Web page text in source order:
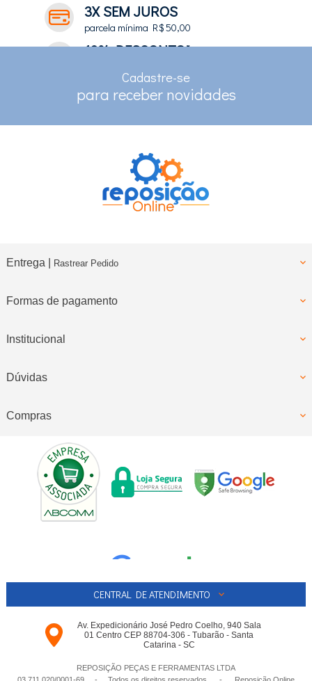
3X SEM JUROS
parcela mínima R$ 50,00
10% DESCONTO*
RASTREAMENTO
Cadastre-se
para receber novidades
Entrega | Rastrear Pedido
Formas de pagamento
Institucional
Dúvidas
Compras
CENTRAL DE ATENDIMENTO
Av. Expedicionário José Pedro Coelho, 940 Sala
01 Centro CEP 88704-306 - Tubarão - Santa
Catarina - SC
REPOSIÇÃO PEÇAS E FERRAMENTAS LTDA